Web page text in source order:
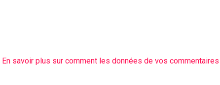
En savoir plus sur comment les données de vos